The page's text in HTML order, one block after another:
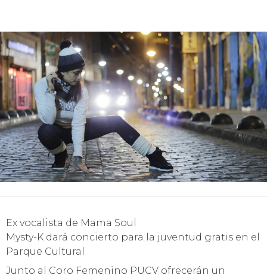
Ex vocalista de Mama Soul
Mysty-K dará concierto para la juventud gratis en el
Parque Cultural
Junto al Coro Femenino PUCV ofrecerán un